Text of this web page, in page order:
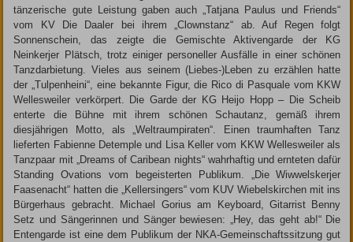
tänzerische gute Leistung gaben auch „Tatjana Paulus und Friends“
vom KV Die Daaler bei ihrem „Clownstanz“ ab. Auf Regen folgt
Sonnenschein, das zeigte die Gemischte Aktivengarde der KG
Neinkerjer Plätsch, trotz einiger personeller Ausfälle in einer schönen
Tanzdarbietung. Vieles aus seinem (Liebes-)Leben zu erzählen hatte
der „Tulpenheini“, eine bekannte Figur, die Rico di Pasquale vom KKW
Wellesweiler verkörpert. Die Garde der KG Heijo Hopp – Die Scheib
enterte die Bühne mit ihrem schönen Schautanz, gemäß ihrem
diesjährigen Motto, als „Weltraumpiraten“. Einen traumhaften Tanz
lieferten Fabienne Detemple und Lisa Keller vom KKW Wellesweiler als
Tanzpaar mit „Dreams of Caribean nights“ wahrhaftig und ernteten dafür
Standing Ovations vom begeisterten Publikum. „Die Wiwwelskerjer
Faasenacht“ hatten die „Kellersingers“ vom KUV Wiebelskirchen mit ins
Bürgerhaus gebracht. Michael Gorius am Keyboard, Gitarrist Benny
Setz und Sängerinnen und Sänger bewiesen: „Hey, das geht ab!“ Die
Entengarde ist eine dem Publikum der NKA-Gemeinschaftssitzung gut